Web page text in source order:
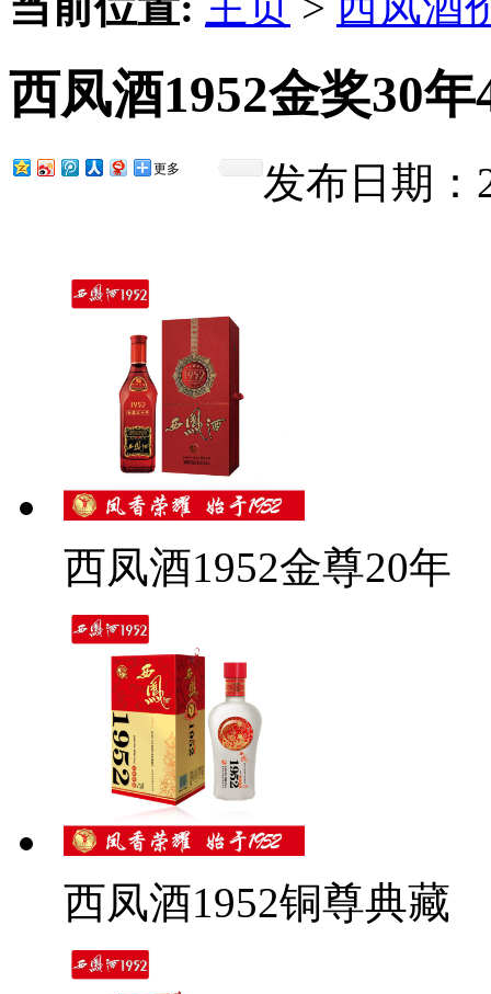
西凤酒1952金奖30年
发布日期：
更多
西凤酒1952金尊20年
西凤酒1952铜尊典藏